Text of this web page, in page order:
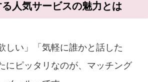
人気サービスの魅力とは
しい」「気軽に誰かと話した
にピッタリなのが、マッチング